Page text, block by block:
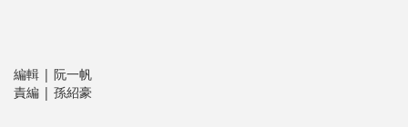
編輯 | 阮一帆
責編 | 孫紹豪